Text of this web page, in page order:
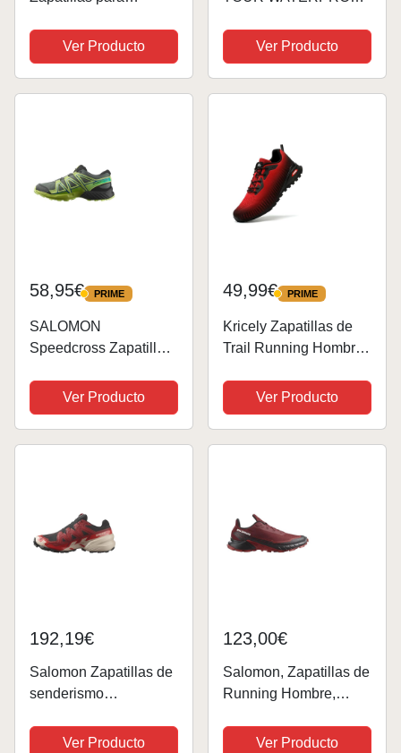
Hombre, Rojo carmesí,
44 EU
Ver Producto
senderismo para Mujer,
Nine Iron Shark Kelp,
41 1/3 EU
Ver Producto
58,95€ PRIME
PRIME
SALOMON
Speedcross Zapatillas
& TeensVer Producto
49,99€ PRIME
PRIME
Kricely Zapatillas de
Trail Running Hombre
Antideslizantes
Transpirables Zapatos
de Senderismo
Ver Producto
192,19€
Salomon Zapatillas de
senderismo
para hombre, rojo, 42.5
Ver Producto
123,00€
Salomon, Zapatillas de
Running Hombre,
Ver Producto